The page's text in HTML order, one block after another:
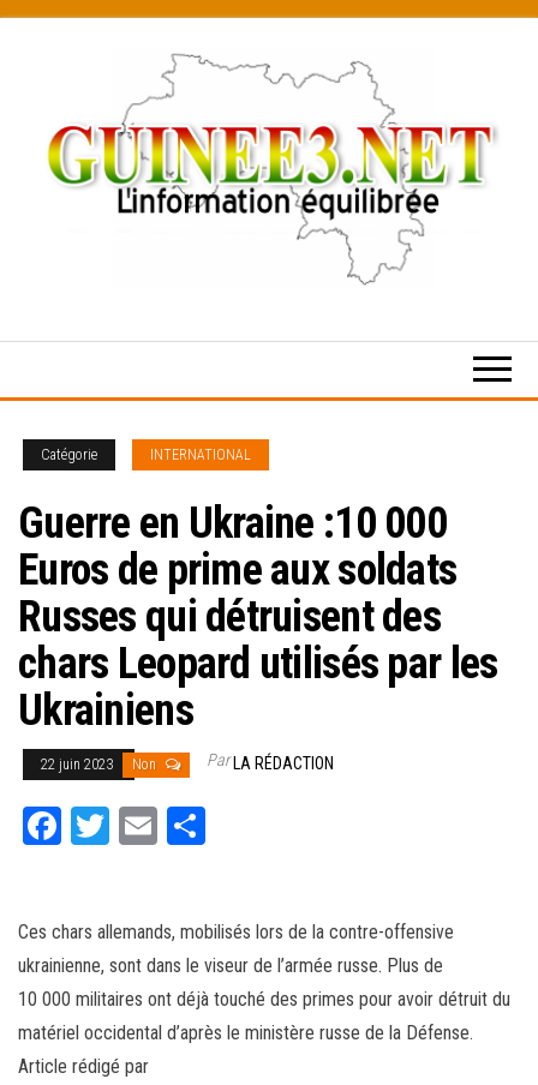
content
Catégorie INTERNATIONAL
Guerre en Ukraine :10 000
Euros de prime aux soldats
Russes qui détruisent des
chars Leopard utilisés par les
Ukrainiens
22 juin 2023 Non ParLA RÉDACTION
Fa
ok
T
er
E
er
Ces chars allemands, mobilisés lors de la contre-offensive
ukrainienne, sont dans le viseur de l’armée russe. Plus de
10 000 militaires ont déjà touché des primes pour avoir détruit du
matériel occidental d’après le ministère russe de la Défense.
Article rédigé par